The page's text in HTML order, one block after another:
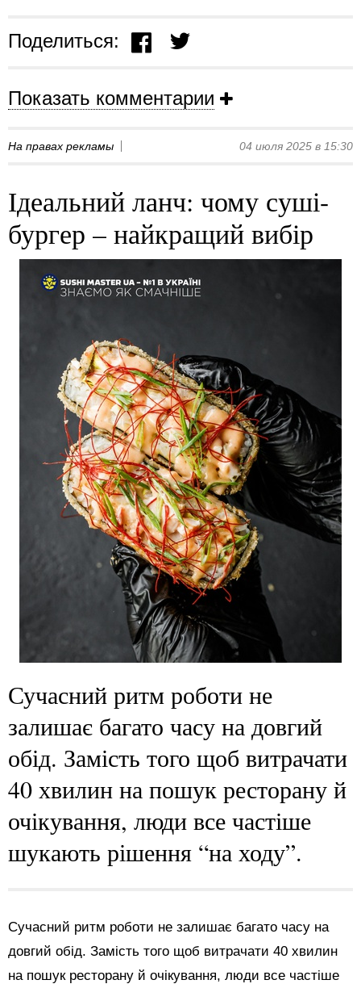
Поделиться:
Показать комментарии
На правах рекламы 04 июля 2025 в 15:30
Ідеальний ланч: чому суші-
бургер – найкращий вибір
Сучасний ритм роботи не
залишає багато часу на довгий
обід. Замість того щоб витрачати
40 хвилин на пошук ресторану й
очікування, люди все частіше
шукають рішення “на ходу”.
Сучасний ритм роботи не залишає багато часу на
довгий обід. Замість того щоб витрачати 40 хвилин
на пошук ресторану й очікування, люди все частіше